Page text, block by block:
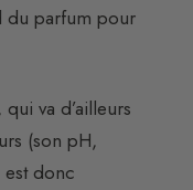
du parfum pour
va d’ailleurs
(son pH,
est donc